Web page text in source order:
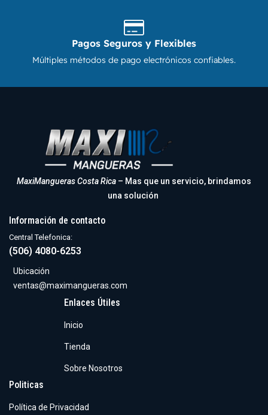
Pagos Seguros y Flexibles
Múltiples métodos de pago electrónicos confiables.
MaxiMangueras Costa Rica – Mas que un servicio, brindamos
una solución
Enlaces Útiles
Inicio
Tienda
Sobre Nosotros
Politicas
Política de Privacidad
Información de contacto
Central Telefonica:
(506) 4080-6253
Ubicación
ventas@maximangueras.com